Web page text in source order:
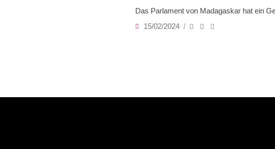
Das Parlament von Madagaskar hat ein
15/02/2024